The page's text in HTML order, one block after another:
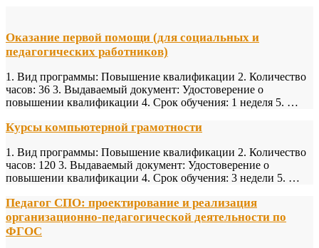
Оказание первой помощи (для социальных и
педагогических работников)
1. Вид программы: Повышение квалификации 2. Количество
часов: 36 3. Выдаваемый документ: Удостоверение о
повышении квалификации 4. Срок обучения: 1 неделя 5. …
Курсы компьютерной грамотности
1. Вид программы: Повышение квалификации 2. Количество
часов: 120 3. Выдаваемый документ: Удостоверение о
повышении квалификации 4. Срок обучения: 3 недели 5. …
Педагог СПО: проектирование и реализация
организационно-педагогической деятельности по
ФГОС